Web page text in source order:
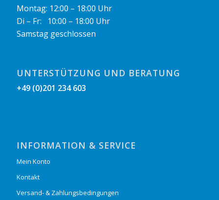
Montag: 12:00 – 18:00 Uhr
Di – Fr: 10:00 – 18:00 Uhr
Samstag geschlossen
UNTERSTÜTZUNG UND BERATUNG
+49 (0)201 234 603
INFORMATION & SERVICE
Mein Konto
Kontakt
Versand- & Zahlungsbedingungen